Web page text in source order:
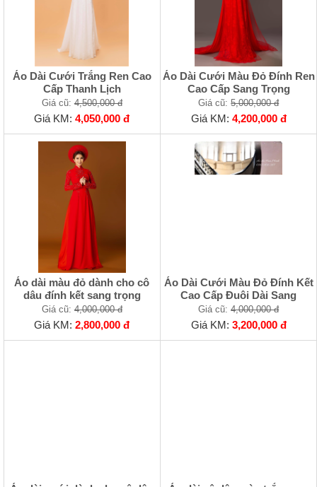
Áo Dài Cưới Trắng Ren Cao
Cấp Thanh Lịch
Giá cũ:4,500,000 đ
Giá KM:4,050,000 đ
Áo Dài Cưới Màu Đỏ Đính Ren
Cao Cấp Sang Trọng
Giá cũ:5,000,000 đ
Giá KM: 4,200,000 đ
Áo dài màu đỏ dành cho cô
dâu đính kết sang trọng
Giá cũ:4,000,000 đ
Giá KM:2,800,000 đ
Áo Dài Cưới Màu Đỏ Đính Kết
Cao Cấp Đuôi Dài Sang
Giá cũ:4,000,000 đ
Giá KM: 3,200,000 đ